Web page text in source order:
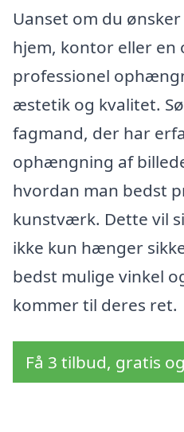
Uanset om du
hjem, kontor eller
professionel
æstetik og kvalitet.
fagmand, der har
ophængning af
hvordan man bedst
kunstværk. Dette vil
ikke kun hænger
bedst mulige vinkel
kommer til deres ret.
Få 3 tilbud, gratis